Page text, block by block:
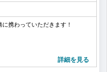
携わっていただきます！
ます！
詳細を見る